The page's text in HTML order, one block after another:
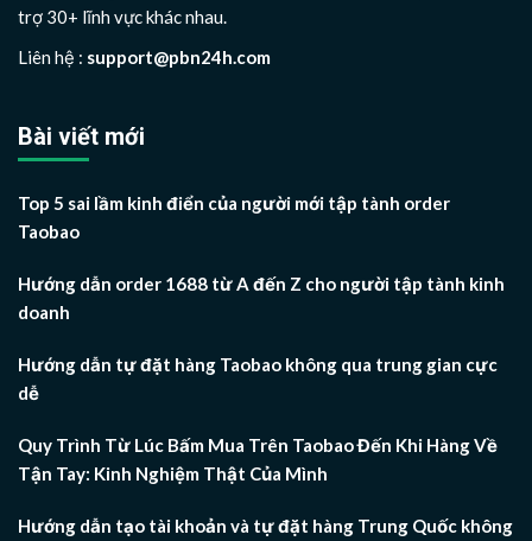
trợ 30+ lĩnh vực khác nhau.
Liên hệ : support@pbn24h.com
Bài viết mới
Top 5 sai lầm kinh điển của người mới tập tành order
Taobao
Hướng dẫn order 1688 từ A đến Z cho người tập tành kinh
doanh
Hướng dẫn tự đặt hàng Taobao không qua trung gian cực
dễ
Quy Trình Từ Lúc Bấm Mua Trên Taobao Đến Khi Hàng Về
Tận Tay: Kinh Nghiệm Thật Của Mình
Hướng dẫn tạo tài khoản và tự đặt hàng Trung Quốc không